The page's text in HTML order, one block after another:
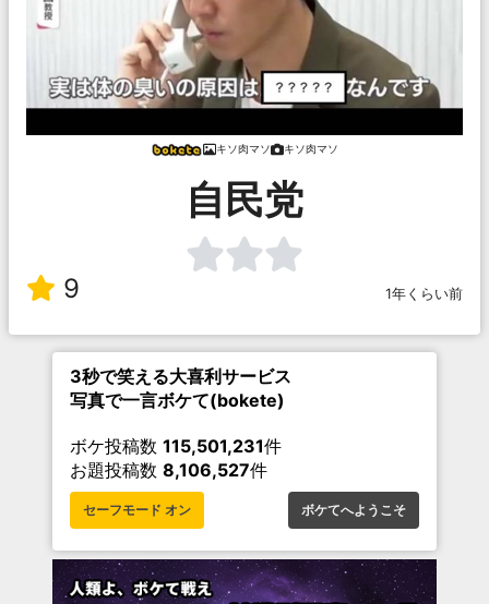
キソ肉マソ キソ肉マソ
自民党
9 1年くらい前
3秒で笑える大喜利サービス
写真で一言ボケて(bokete)
ボケ投稿数 115,501,231件
お題投稿数 8,106,527件
セーフモード オン ボケてへようこそ